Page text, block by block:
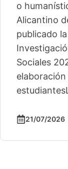
o
Alicantino
publicado
Sociales
estudiantes
21/07/2026